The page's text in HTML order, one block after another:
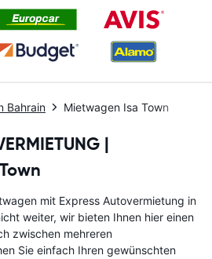
Bahrain Mietwagen Isa Town
|
mit Express Autovermietung in
weiter, wir bieten Ihnen hier einen
zwischen mehreren
Sie einfach Ihren gewünschten